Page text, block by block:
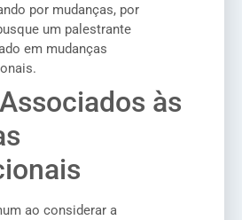
por mudanças, por
um palestrante
em mudanças
às
ao considerar a